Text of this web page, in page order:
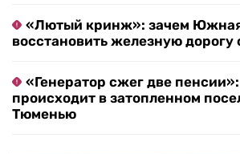
«Лютый кринж»: зачем
восстановить железную
«Генератор сжег две
происходит в затопленном
Тюменью